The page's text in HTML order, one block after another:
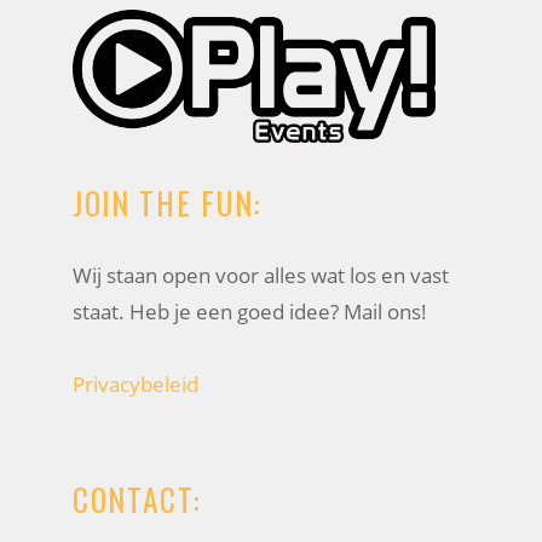
JOIN THE FUN:
Wij staan open voor alles wat los en vast
staat. Heb je een goed idee? Mail ons!
Privacybeleid
CONTACT: